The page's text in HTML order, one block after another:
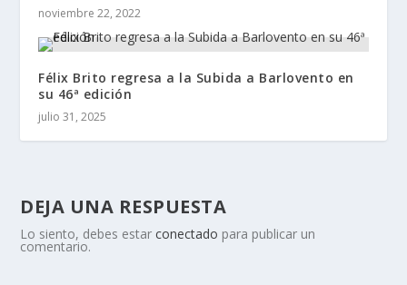
noviembre 22, 2022
Félix Brito regresa a la Subida a Barlovento en
su 46ª edición
julio 31, 2025
DEJA UNA RESPUESTA
Lo siento, debes estarconectado para publicar un
comentario.